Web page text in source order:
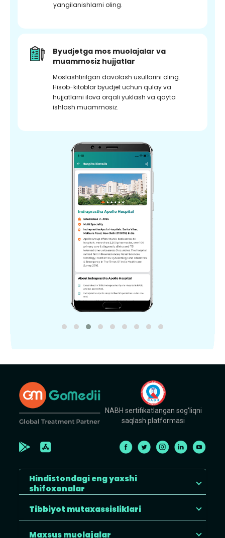
yangilanishlarni oling.
Byudjetga mos muolajalar va
muammosiz hujjatlar
Moslashtirilgan davolash usullarini oling.
Hisob-kitoblar byudjet uchun qulay va
hujjatlarni ilova orqali yuklash va qayta
ishlash muammosiz.
NABH sertifikatlangan sog'liqni
saqlash platformasi
Hindistondagi eng yaxshi
shifoxonalar
Tibbiyot mutaxassisliklari
Maxsus muolajalar